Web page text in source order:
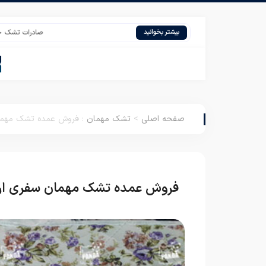
بیشتر بخوانید صادرات تشک خوب
صفحه اصلی > تشک مهمان : فروش عمده تشک
فروش عمده تشک مهمان سفری